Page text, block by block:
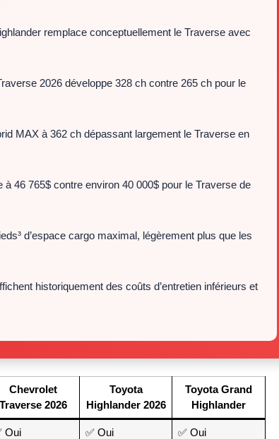
remplace conceptuellement le Traverse avec
2026 développe 328 ch contre 265 ch pour le
MAX à 362 ch dépassant largement le Traverse en
à 46 765$ contre environ 40 000$ pour le Traverse de
d’espace cargo maximal, légèrement plus que les
historiquement des coûts d’entretien inférieurs et
Chevrolet
Traverse 2026
Toyota
Highlander 2026
Toyota Grand
Highlander
Oui ✅ Oui ✅ Oui